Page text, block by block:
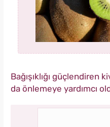
Bağışıklığı güçlendiren
da önlemeye yardımcı